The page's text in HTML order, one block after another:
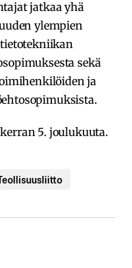
jatkaa yhä
ylempien
sekä
ja
5. joulukuuta.